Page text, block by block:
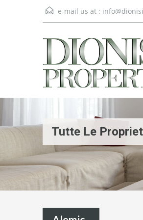
e-mail us at :
Tutte Le